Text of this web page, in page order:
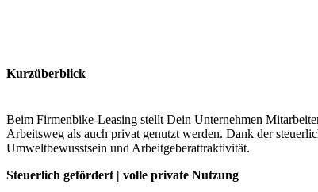
Kurzüberblick
Beim Firmenbike-Leasing stellt Dein Unternehmen
Arbeitsweg als auch privat genutzt werden. Dank der
Umweltbewusstsein und Arbeitgeberattraktivität.
Steuerlich gefördert | volle private Nutzung